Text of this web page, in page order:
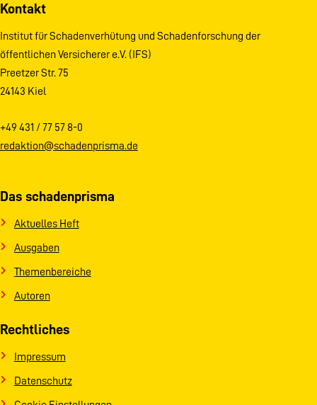
Kontakt
Institut für Schadenverhütung und Schadenforschung der
öffentlichen Versicherer e.V. (IFS)
Preetzer Str. 75
24143 Kiel
+49 431 / 77 57 8-0
redaktion@schadenprisma.de
Das schadenprisma
Aktuelles Heft
Ausgaben
Themenbereiche
Autoren
Rechtliches
Impressum
Datenschutz